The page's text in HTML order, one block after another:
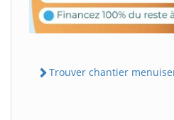
Trouver chantier